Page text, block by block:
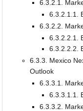
6.3.2.1.
6.3.2.1.1.
6.3.2.2.
6.3.2.2.1.
6.3.2.2.2.
6.3.3. Mexico
Outlook
6.3.3.1.
6.3.3.1.1.
6.3.3.2.